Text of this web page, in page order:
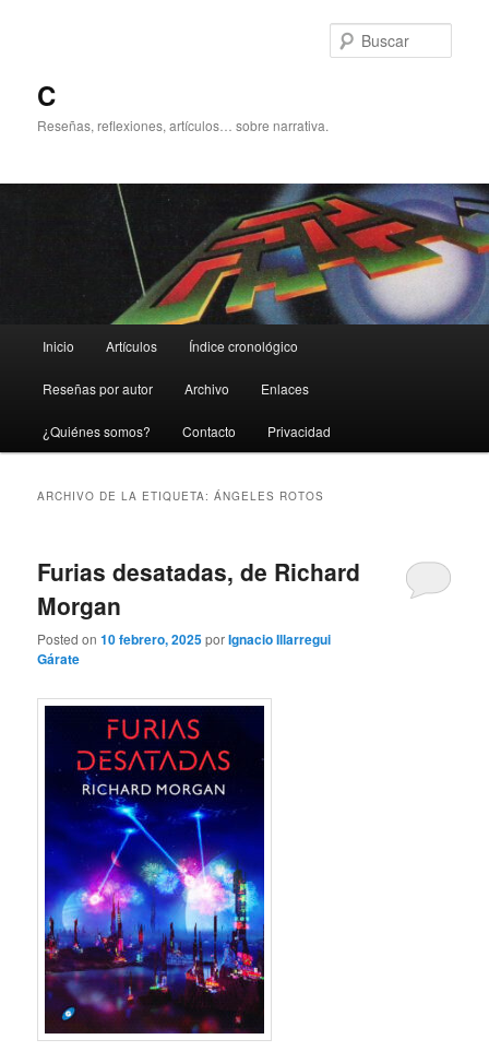
C
Reseñas, reflexiones, artículos… sobre narrativa.
principal
Inicio Artículos Índice cronológico
Reseñas por autor Archivo Enlaces
¿Quiénes somos? Contacto Privacidad
ARCHIVO DE LA ETIQUETA:ÁNGELES ROTOS
Furias desatadas, de Richard
Morgan
Posted on10 febrero, 2025porIgnacio Illarregui
Gárate